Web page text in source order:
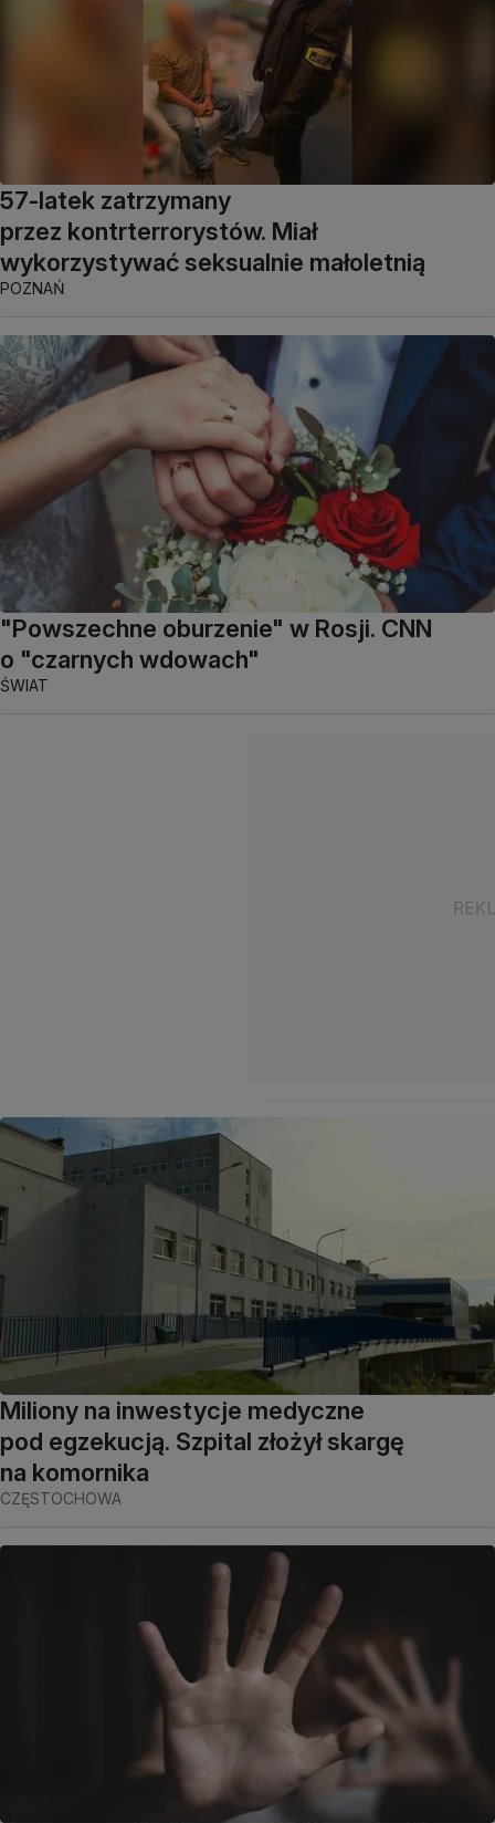
57-latek zatrzymany
przez kontrterrorystów. Miał
wykorzystywać seksualnie małoletnią
POZNAŃ
"Powszechne oburzenie" w Rosji. CNN
o "czarnych wdowach"
ŚWIAT
Miliony na inwestycje medyczne
pod egzekucją. Szpital złożył skargę
na komornika
CZĘSTOCHOWA